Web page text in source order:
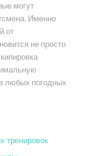
могут
Именно
от
не просто
любых погодных
тренировок